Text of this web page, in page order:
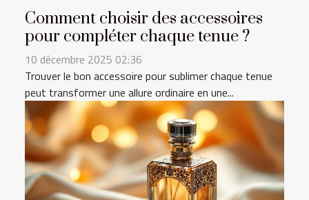
Comment choisir des accessoires
pour compléter chaque tenue ?
10 décembre 2025 02:36
Trouver le bon accessoire pour sublimer chaque tenue
peut transformer une allure ordinaire en une...